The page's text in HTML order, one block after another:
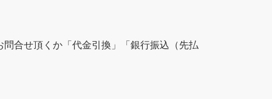
合せ頂くか「代金引換」「銀行振込（先払